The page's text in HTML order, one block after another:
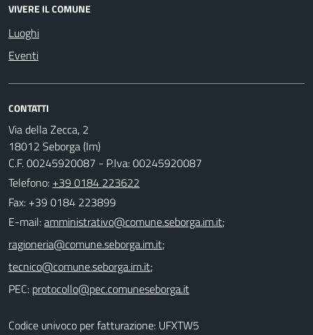
VIVERE IL COMUNE
Luoghi
Eventi
CONTATTI
Via della Zecca, 2
18012 Seborga (Im)
C.F. 00245920087 - P.Iva: 00245920087
Telefono: +39 0184 223622
Fax: +39 0184 223899
E-mail:
;
;
;
PEC:
Codice univoco per fatturazione: UFXTW5